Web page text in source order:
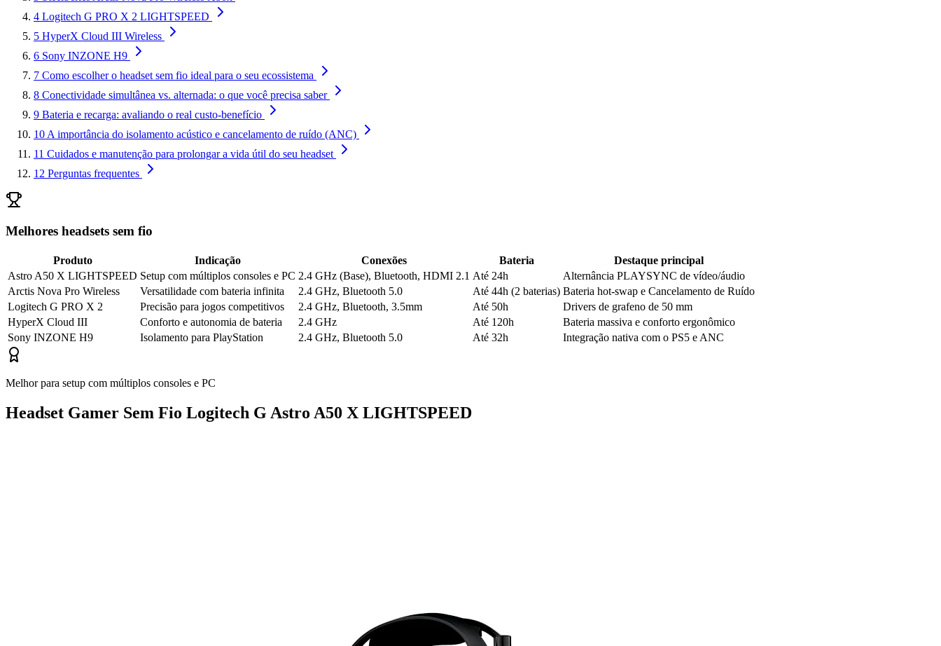
4 Logitech G PRO X 2 LIGHTSPEED
5 HyperX Cloud III Wireless
6 Sony INZONE H9
7 Como escolher o headset sem fio ideal para o seu ecossistema
8 Conectividade simultânea vs. alternada: o que você precisa saber
9 Bateria e recarga: avaliando o real custo-benefício
10 A importância do isolamento acústico e cancelamento de ruído (ANC)
11 Cuidados e manutenção para prolongar a vida útil do seu headset
12 Perguntas frequentes
Melhores headsets sem fio
Produto Indicação Conexões Bateria
Destaque principal
Astro A50 X LIGHTSPEED Setup com múltiplos consoles e PC 2.4 GHz (Base), Bluetooth, HDMI 2.1 Até 24h
Alternância PLAYSYNC de vídeo/áudio
Arctis Nova Pro Wireless
Versatilidade com bateria infinita 2.4 GHz, Bluetooth 5.0 Até 44h (2 baterias) Bateria hot-swap e Cancelamento de Ruído
Logitech G PRO X 2
Precisão para jogos competitivos 2.4 GHz, Bluetooth, 3.5mm Até 50h
Drivers de grafeno de 50 mm
HyperX Cloud III
Conforto e autonomia de bateria 2.4 GHz Até 120h
Bateria massiva e conforto ergonômico
Sony INZONE H9
Isolamento para PlayStation 2.4 GHz, Bluetooth 5.0 Até 32h Integração nativa com o PS5 e ANC
Melhor para setup com múltiplos consoles e PC
Headset Gamer Sem Fio Logitech G Astro A50 X LIGHTSPEED